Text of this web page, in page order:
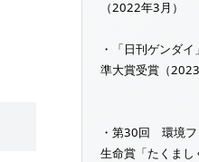
（2022年3月）
・「日刊ゲンダ
準大賞受賞（2023
・第30回 環境
生命賞「たくま